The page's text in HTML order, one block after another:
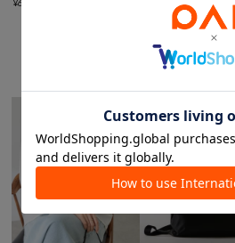
¥63,800
おすすめトピッ
モノトーンアイ